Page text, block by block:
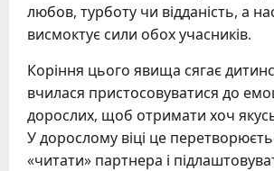
любов, турботу чи відданість, а
висмоктує сили обох учасників.
Коріння цього явища сягає
вчилася пристосовуватися до
дорослих, щоб отримати хоч якусь
У дорослому віці це
«читати» партнера і